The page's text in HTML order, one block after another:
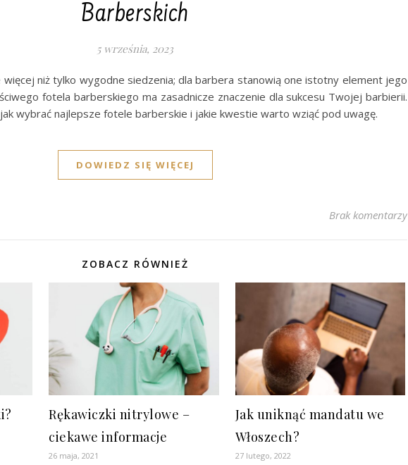
Barberskich
5 września, 2023
niż tylko wygodne siedzenia; dla barbera stanowią one istotny element jego
fotela barberskiego ma zasadnicze znaczenie dla sukcesu Twojej barbierii.
wybrać najlepsze fotele barberskie i jakie kwestie warto wziąć pod uwagę.
DOWIEDZ SIĘ WIĘCEJ
Brak komentarzy
ZOBACZ RÓWNIEŻ
Rękawiczki nitrylowe –
ciekawe informacje
26 maja, 2021
Jak uniknąć mandatu we
Włoszech?
27 lutego, 2022